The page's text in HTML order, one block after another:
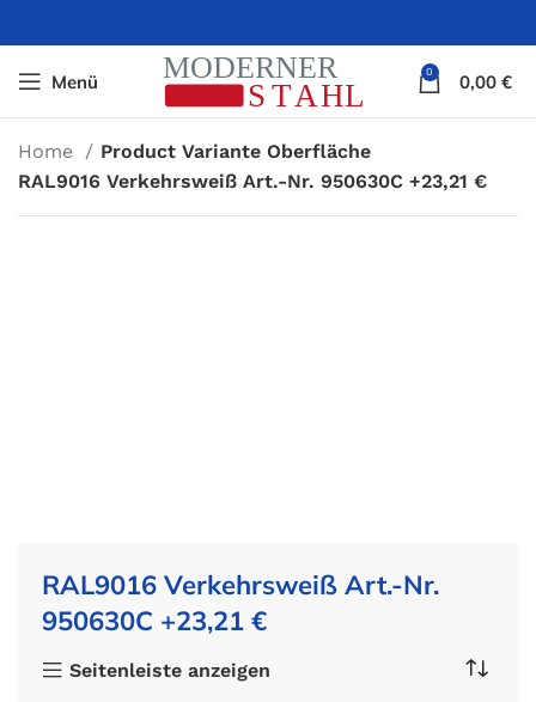
Menü 0 0,00 €
Home
Product Variante Oberfläche
RAL9016 Verkehrsweiß Art.-Nr. 950630C +23,21 €
RAL9016 Verkehrsweiß Art.-Nr.
950630C +23,21 €
Seitenleiste anzeigen